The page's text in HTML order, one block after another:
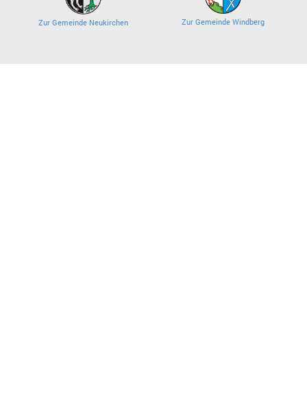
Zur Gemeinde Neukirchen Zur Gemeinde Windberg